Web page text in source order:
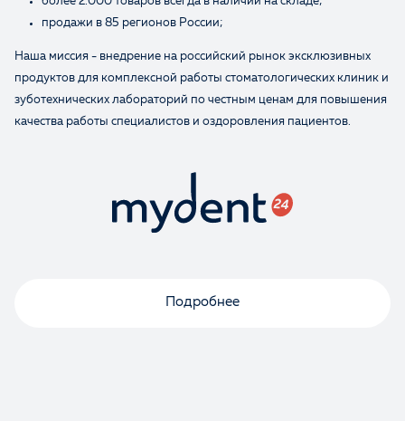
продажи в 85 регионов России;
Наша миссия - внедрение на российский рынок эксклюзивных
продуктов для комплексной работы стоматологических клиник и
зуботехнических лабораторий по честным ценам для повышения
качества работы специалистов и оздоровления пациентов.
Подробнее